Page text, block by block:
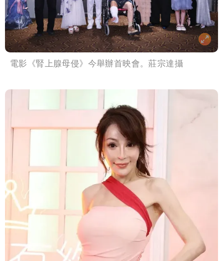
電影《腎上腺母侵》今舉辦首映會。莊宗達攝